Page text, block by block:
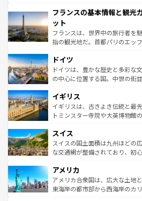
ませてくれるイタリアで、忘れ
なお、新着のイタリア情報は
しい。
文化が根付くこの国では、情熱
れる闘牛、そして美味しいタパ
る。首都マドリードの洗練され
アートに溢れた街角から、地方
せる。地方によって風土や気候
性で訪れ
ンテンツ一覧を参照してほしい。
フランスの基本情報と観光
ット
フランスは、世界中の旅行者を
指の観光地だ。首都パリのエッ
で、幅広い魅力が詰まっている
聖堂、美しいビーチ、そして豊
から魅了する。また、フランス
いる。シャンパンの発祥地であ
香り高いラベンダー畑など、多
らに、パリ以外の地域にも魅力
れる地方に足を運ぶとそれぞれ
きるだろう。 なお、新着の
を参照してほしい。
ドイツ
ドイツは、豊かな歴史と多彩な
の中心に位置する国。中世の街
顔を持つこの国は、どこを歩い
ルリンの文化的活気、バイエル
してライン川沿いのワイン畑と
は、お酒好きな人にはぜひ体験してほしい
ドイツ情報はコンテンツ一覧を
イギリス
イギリスは、古きよき伝統と最
トミンスター寺院や大英博物館
リアごとに異なる魅力がある。
ティー、ビール好きにはたまら
戦など、本場だからこそできる
ンツ一覧を参照してほしい。
スイス
スイスの国土面積は九州ほどの
な交通網が整備されており、初
の建物がそのまま残る町や、ス
博物館もあり、アルプス観光だ
ことができる。国民の所得が高
アメリカ
アメリカ合衆国は、広大な土地
東海岸の都市部から西海岸のカ